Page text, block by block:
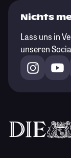
Nichts
Lass uns in
unseren